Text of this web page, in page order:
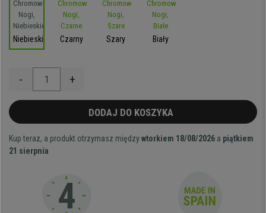
Niebieski Czarny Szary Biały
- +
DODAJ DO KOSZYKA
Kup teraz, a produkt otrzymasz międzywtorkiem 18/08/2026 a piątkiem
21 sierpnia